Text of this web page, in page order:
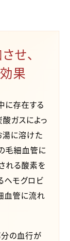
せ、
果
に存在する
ガスによっ
湯に溶けた
毛細血管に
れる酸素を
ヘモグロビ
血管に流れ
分の血行が